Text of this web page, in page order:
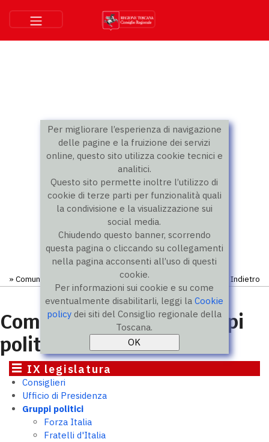
Per migliorare l’esperienza di navigazione
delle pagine e la fruizione dei servizi
online, questo sito utilizza cookie tecnici e
analitici.
Questo sito permette inoltre l’utilizzo di
cookie di terze parti per funzionalità quali
la condivisione e la visualizzazione sui
social media.
Chiudendo questo banner, scorrendo
questa pagina o cliccando su collegamenti
nella pagina acconsenti all’uso di questi
cookie.
Per informazioni sui cookie e su come
eventualmente disabilitarli, leggi laCookie
policy dei siti del Consiglio regionale della
Toscana.
» Comunicati Indietro
Comunicati stampa gruppi
politici
IX legislatura
Consiglieri
Ufficio di Presidenza
Gruppi politici
Forza Italia
Fratelli d'Italia